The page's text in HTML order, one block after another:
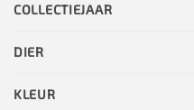
COLLECTIEJAAR
DIER
KLEUR